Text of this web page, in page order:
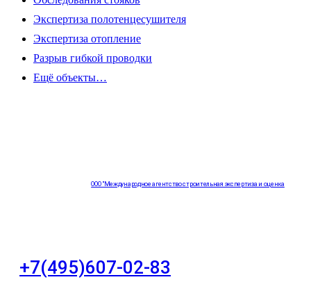
Экспертиза полотенцесушителя
Экспертиза отопление
Разрыв гибкой проводки
Ещё объекты…
ООО "Международное агентство строительная экспертиза и оценка
+7(495)607-02-83